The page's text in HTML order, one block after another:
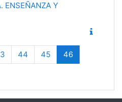
ENSEÑANZA Y
44 45 46(current)